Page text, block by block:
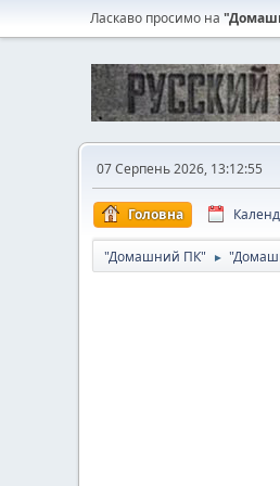
Ласкаво просимо на
07 Серпень 2026, 13:12:55
Головна
"Домашний ПК" ►